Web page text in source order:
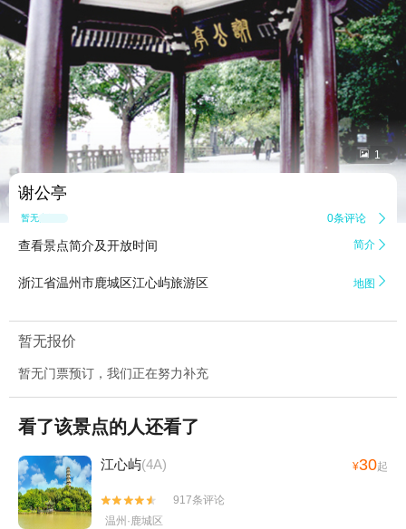
 1
谢公亭
暂无点评 0条评论 
查看景点简介及开放时间 简介 
浙江省温州市鹿城区江心屿旅游区 地图 
暂无报价
暂无门票预订，我们正在努力补充
看了该景点的人还看了
江心屿(4A) ¥30起


917条评论
温州·鹿城区
